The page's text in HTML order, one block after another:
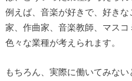
例えば、音楽が好きで、好き
家、作曲家、音楽教師、マス
色々な業種が考えられます。
もちろん、実際に働いてみな